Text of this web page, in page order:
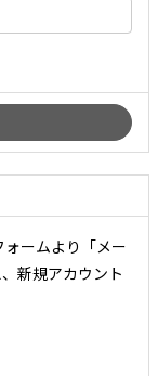
ームより「メー
新規アカウント